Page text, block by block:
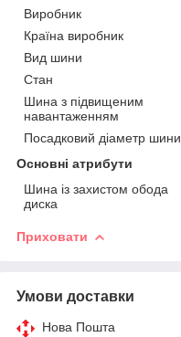
Виробник
Країна виробник
Вид шини
Стан
Шина з підвищеним
навантаженням
Посадковий діаметр шини
Основні атрибути
Шина із захистом обода
диска
Приховати
Умови доставки
Нова Пошта